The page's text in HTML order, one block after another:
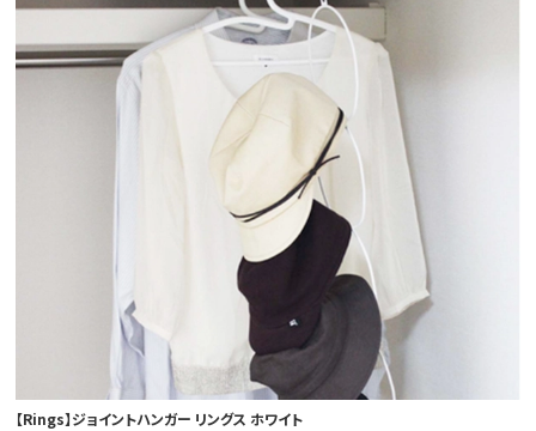
【Rings】ジョイントハンガー リングス ホワイト